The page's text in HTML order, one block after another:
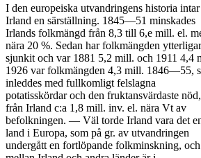
I den europeiska utvandringens historia intar
Irland en särställning. 1845—51 minskades
Irlands folkmängd från 8,3 till 6,e mill. el.
nära 20 %. Sedan har folkmängden
sjunkit och var 1881 5,2 mill. och 1911 4,4
1926 var folkmängden 4,3 mill. 1846—55,
inleddes med fullkomligt felslagna
potatisskördar och den fruktansvärdaste
från Irland c:a 1,8 mill. inv. el. nära Vt av
befolkningen. — Väl torde Irland vara det
land i Europa, som på gr. av utvandringen
undergått en fortlöpande folkminskning, och